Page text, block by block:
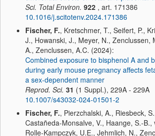
Sci. Total Environ. 922 , art. 171386
10.1016/j.scitotenv.2024.171386
Fischer, F., Kretschmer, T., Seifert, P.,
J., Howanski, J., Meyer, N., Zenclussen,
A., Zenclussen, A.C. (2024):
Combined exposure to bisphenol A and
during early mouse pregnancy affects
a sex-dependent manner
Reprod. Sci. 31 (1 Suppl.), 229A - 229A
10.1007/s43032-024-01501-2
Fischer, F., Pierzchalski, A., Riesbeck,
Castañeda-Monsalve, V., Haange, S.-B.,
Rolle-Kampczyk, U.E., Jehmlich, N.,